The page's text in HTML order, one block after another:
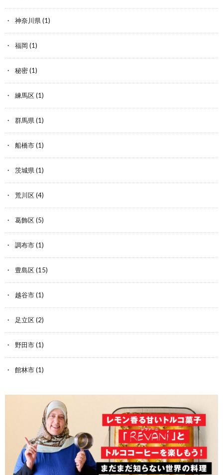
神奈川県(1)
福岡 (1)
秘密(1)
練馬区(1)
群馬県(1)
船橋市(1)
茨城県(1)
荒川区(4)
葛飾区(5)
調布市(1)
豊島区(15)
越谷市(1)
足立区(2)
野田市(1)
館林市(1)